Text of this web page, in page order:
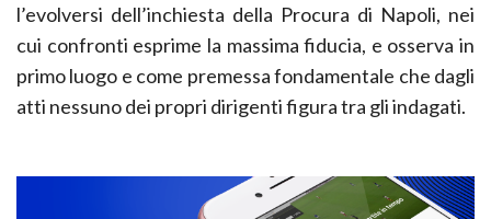
l’evolversi dell’inchiesta della Procura di Napoli, nei
cui confronti esprime la massima fiducia, e osserva in
primo luogo e come premessa fondamentale che dagli
atti nessuno dei propri dirigenti figura tra gli indagati.